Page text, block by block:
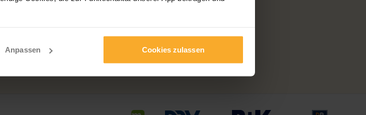
Anpassen Cookies zulassen
info@1avista.de